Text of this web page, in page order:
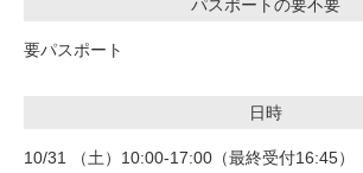
パスポートの要不要
要パスポート
日時
10/31 （土）10:00-17:00（最終受付16:45）